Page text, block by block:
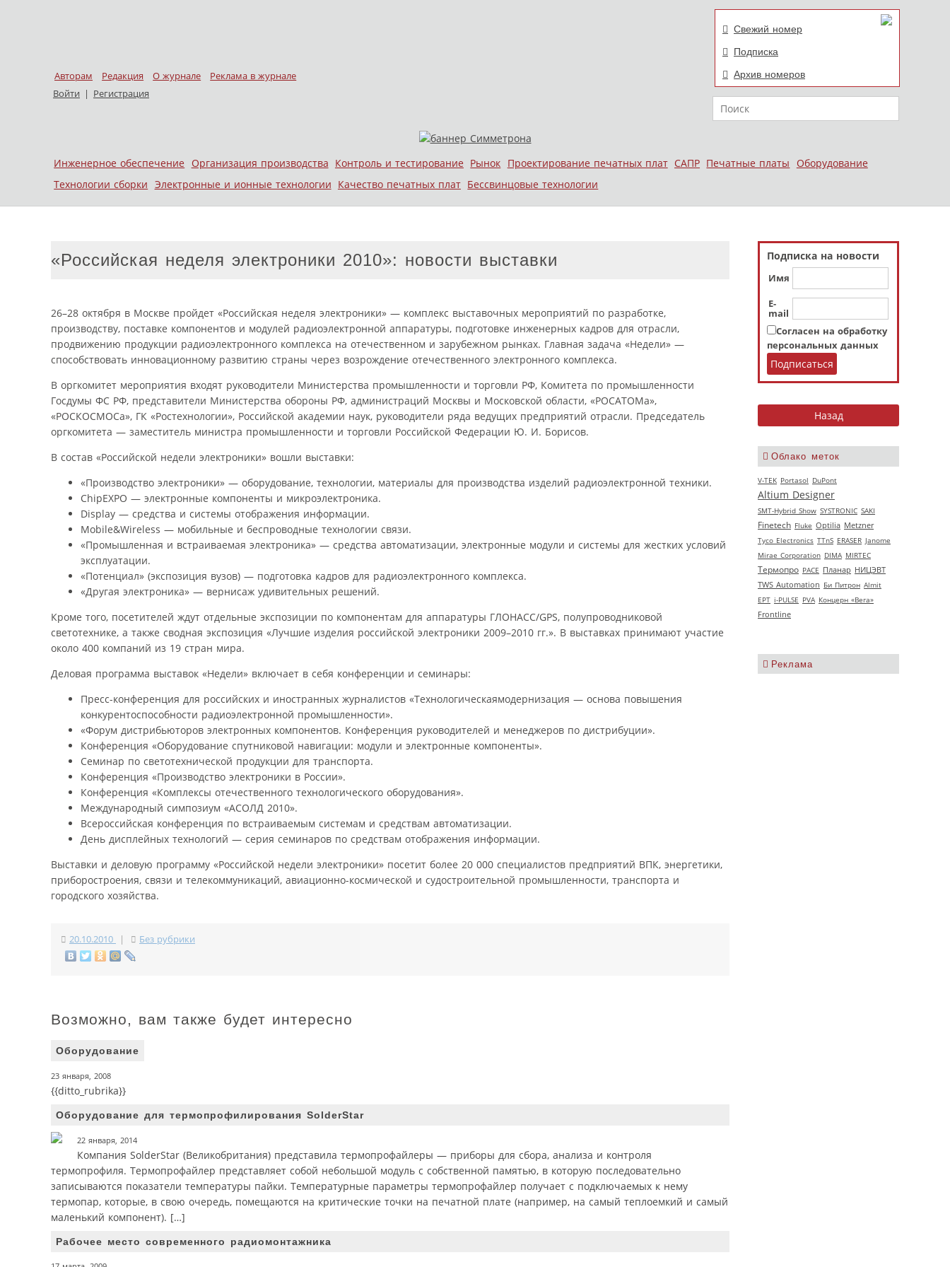
Авторам Редакция О журнале
Реклама в журнале
Войти | Регистрация
Свежий номер
Подписка
Архив номеров
Поиск
Меню
Skip to content
Инженерное обеспечение Организация производства Контроль и тестирование Рынок Проектирование печатных плат САПР Печатные платы
Оборудование
Технологии сборки Электронные и ионные технологии Качество печатных плат Бессвинцовые технологии
Подписка на новости
Имя
E-
mail
Согласен на обработку
персональных данных
Облако меток
V‑TEK Portasol DuPont
Altium Designer
SMT-Hybrid Show SYSTRONIC SAKI
Finetech Fluke Optilia Metzner
Tyco Electronics TTnS ERASER Janome
Mirae Corporation DIMA MIRTEC
Термопро РАСЕ Планар НИЦЭВТ
TWS Automation Би Питрон Almit
EPT i-PULSE PVA Концерн «Вега»
Frontline
Реклама
«Российская неделя электроники 2010»: новости выставки
26–28 октября в Москве пройдет «Российская неделя электроники» — комплекс выставочных мероприятий по разработке,
производству, поставке компонентов и модулей радиоэлектронной аппаратуры, подготовке инженерных кадров для отрасли,
продвижению продукции радиоэлектронного комплекса на отечественном и зарубежном рынках. Главная задача «Недели» —
способствовать инновационному развитию страны через возрождение отечественного электронного комплекса.
В оргкомитет мероприятия входят руководители Министерства промышленности и торговли РФ, Комитета по промышленности
Госдумы ФС РФ, представители Министерства обороны РФ, администраций Москвы и Московской области, «РОСАТОМа»,
«РОСКОСМОСа», ГК «Ростехнологии», Российской академии наук, руководители ряда ведущих предприятий отрасли. Председатель
оргкомитета — заместитель министра промышленности и торговли Российской Федерации Ю. И. Борисов.
В состав «Российской недели электроники» вошли выставки:
«Производство электроники» — оборудование, технологии, материалы для производства изделий радиоэлектронной техники.
ChipEXPO — электронные компоненты и микроэлектроника.
Display — средства и системы отображения информации.
Mobile&Wireless — мобильные и беспроводные технологии связи.
«Промышленная и встраиваемая электроника» — средства автоматизации, электронные модули и системы для жестких условий
эксплуатации.
«Потенциал» (экспозиция вузов) — подготовка кадров для радиоэлектронного комплекса.
«Другая электроника» — вернисаж удивительных решений.
Кроме того, посетителей ждут отдельные экспозиции по компонентам для аппаратуры ГЛОНАСС/GPS, полупроводниковой
светотехнике, а также сводная экспозиция «Лучшие изделия российской электроники 2009–2010 гг.». В выставках принимают участие
около 400 компаний из 19 стран мира.
Деловая программа выставок «Недели» включает в себя конференции и семинары:
Пресс-конференция для российских и иностранных журналистов «Технологическаямодернизация — основа повышения
конкурентоспособности радиоэлектронной промышленности».
«Форум дистрибьюторов электронных компонентов. Конференция руководителей и менеджеров по дистрибуции».
Конференция «Оборудование спутниковой навигации: модули и электронные компоненты».
Семинар по светотехнической продукции для транспорта.
Конференция «Производство электроники в России».
Конференция «Комплексы отечественного технологического оборудования».
Международный симпозиум «АСОЛД 2010».
Всероссийская конференция по встраиваемым системам и средствам автоматизации.
День дисплейных технологий — серия семинаров по средствам отображения информации.
Выставки и деловую программу «Российской недели электроники» посетит более 20 000 специалистов предприятий ВПК, энергетики,
приборостроения, связи и телекоммуникаций, авиационно-космической и судостроительной промышленности, транспорта и
городского хозяйства.
20.10.2010 | Без рубрики
Возможно, вам также будет интересно
Оборудование
23 января, 2008
{{ditto_rubrika}}
Оборудование для термопрофилирования SolderStar
22 января, 2014
Компания SolderStar (Великобритания) представила термопрофайлеры — приборы для сбора, анализа и контроля
термопрофиля. Термопрофайлер представляет собой небольшой модуль с собственной памятью, в которую последовательно
записываются показатели температуры пайки. Температурные параметры термопрофайлер получает с подключаемых к нему
термопар, которые, в свою очередь, помещаются на критические точки на печатной плате (например, на самый теплоемкий и самый
маленький компонент). […]
Рабочее место современного радиомонтажника